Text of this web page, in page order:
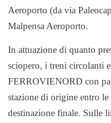
Aeroporto (da via
Malpensa Aeroporto.
In attuazione di quanto
sciopero, i treni circolanti
FERROVIENORD con
stazione di origine entro
destinazione finale. Sulle